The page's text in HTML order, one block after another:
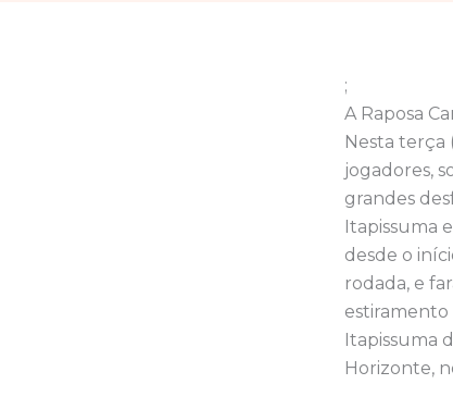
;
A Raposa
Nesta terça
jogadores,
grandes
Itapissuma
desde o
rodada, e
estiramento
Itapissuma
Horizonte,